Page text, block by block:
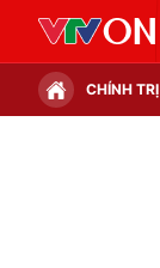
CHÍNH TRỊ